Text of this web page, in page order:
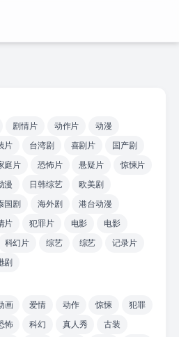
剧情片 动作片
动漫
片 台湾剧 喜剧片
国产剧
庭片 恐怖片 悬疑片
惊悚片
漫 日韩综艺
欧美剧
国剧 海外剧
港台动漫
片 犯罪片 电影
电影
科幻片 综艺 综艺
记录片
剧
画 爱情 动作 惊悚
犯罪
怖 科幻 真人秀
古装